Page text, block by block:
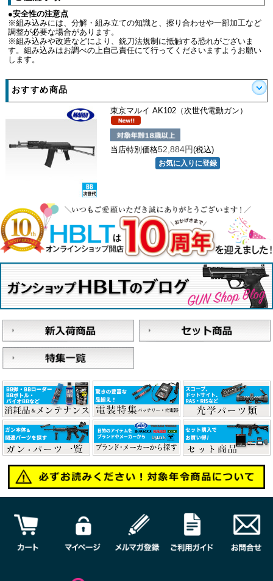
●安全性の注意点
※組み込みには、分解・組み立ての知識と、擦り合わせや一部加工など
調整が必要な場合があります。
※組み込みや改造などにより、銃刀法規制に抵触する恐れがございま
す。組み込みはお調べの上自己責任にて行ってくださいますようお願い
します。
おすすめ商品
東京マルイ AK102（次世代電動ガン）
当店特別価格52,884円(税込)